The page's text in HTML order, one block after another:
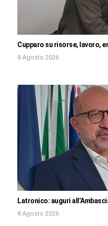
Cupparo su risorse, lavoro,
8 Agosto 2026
Latronico: auguri
8 Agosto 2026